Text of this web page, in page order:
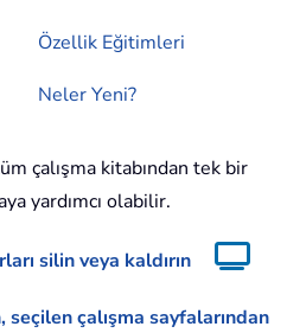
Özellik Eğitimleri
Neler Yeni?
çalışma kitabından tek bir
yardımcı olabilir.
silin veya kaldırın
seçilen çalışma sayfalarından